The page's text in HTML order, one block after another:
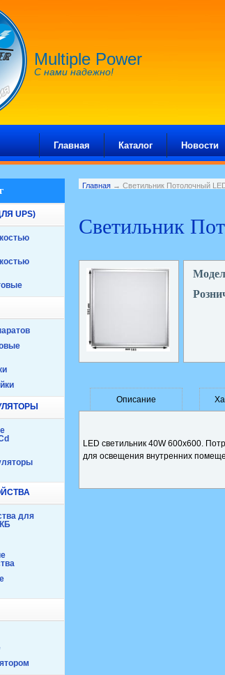
Multiple Power
С нами надежно!
Главная Каталог Новости
UPS)
для
Главная→ Светильник Потолочный
Светильник
Описание
LED светильник 40W 600x600.
для освещения внутренних